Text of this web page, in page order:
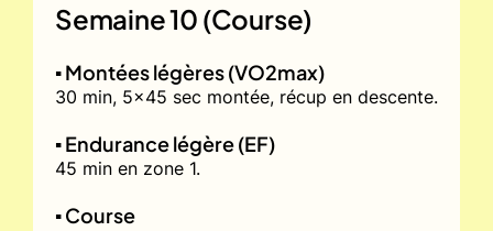
Semaine 10 (Course)
▪️ Montées légères (VO2max)
30 min, 5x45 sec montée, récup en descente.
▪️ Endurance légère (EF)
45 min en zone 1.
▪️ Course